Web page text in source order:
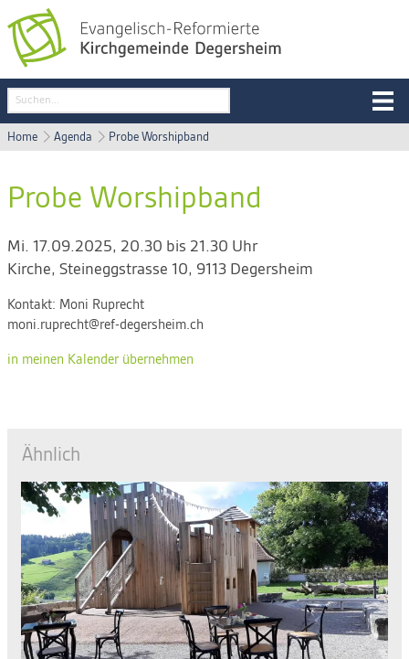
Home Agenda Probe Worshipband
Probe Worshipband
Mi. 17.09.2025, 20.30 bis 21.30 Uhr
Kirche, Steineggstrasse 10, 9113 Degersheim
Kontakt: Moni Ruprecht
moni.ruprecht@ref-degersheim.ch
in meinen Kalender übernehmen
Ähnlich